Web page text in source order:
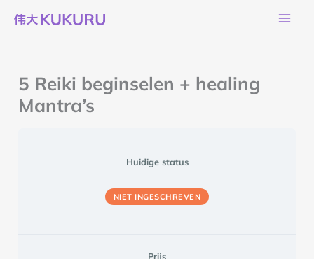
naar
5 Reiki beginselen + healing
Mantra’s
Huidige status
NIET INGESCHREVEN
Prijs